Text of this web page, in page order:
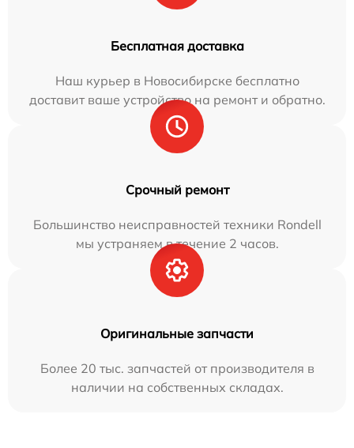
Бесплатная доставка
Наш курьер в Новосибирске бесплатно
доставит ваше устройство на ремонт и обратно.
Срочный ремонт
Большинство неисправностей техники Rondell
мы устраняем в течение 2 часов.
Оригинальные запчасти
Более 20 тыс. запчастей от производителя в
наличии на собственных складах.